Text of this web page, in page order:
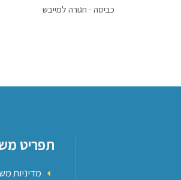
כביסה - חגורה למייבש
תפריט
מדיניות